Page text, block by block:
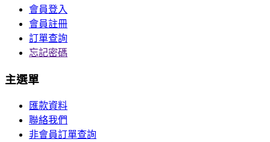
會員登入
會員註冊
訂單查詢
忘記密碼
主選單
匯款資料
聯絡我們
非會員訂單查詢